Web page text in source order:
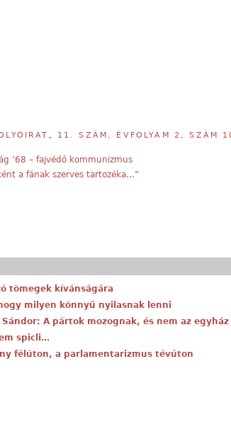
11. SZÁM, ÉVFOLYAM 2, SZÁM
’68 – fajvédő kommunizmus
a fának szerves tartozéka…”
tömegek kívánságára
milyen könnyű nyilasnak lenni
Sándor: A pártok mozognak, és nem az egyház
spicli…
félúton, a parlamentarizmus tévúton